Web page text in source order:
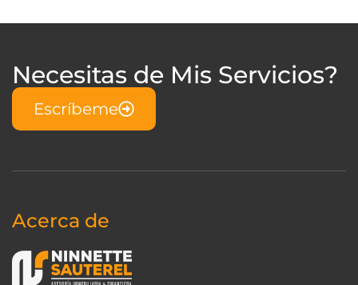
Necesitas de Mis Servicios?
Escríbeme
Acerca de